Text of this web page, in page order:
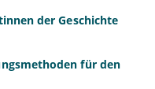
der Geschichte
für den